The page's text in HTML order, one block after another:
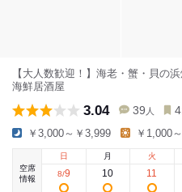
【大人数歓迎！】海老・蟹・貝の
海鮮居酒屋
3.04 39 人
￥3,000～￥3,999 ￥1,000
空席
情報
日
8/9
月
10
火
11